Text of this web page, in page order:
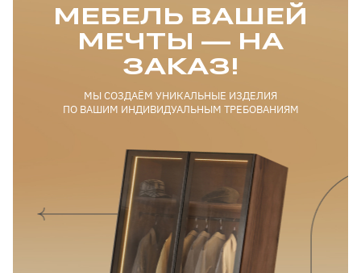
МЕБЕЛЬ ВАШЕЙ
МЕЧТЫ — НА
ЗАКАЗ!
МЫ СОЗДАЁМ УНИКАЛЬНЫЕ ИЗДЕЛИЯ
ПО ВАШИМ ИНДИВИДУАЛЬНЫМ ТРЕБОВАНИЯМ